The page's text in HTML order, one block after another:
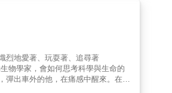
善家 李開復& 創新工場董事長 洪
辦人暨執行長 童子賢 和碩聯合
： 1.AI會統治世界嗎？李飛飛破
的挑戰？李飛飛點出關鍵：以人為
當中的北極星｜天下文化《AI科
烈地愛著、玩耍著、追尋著
物學家，會如何思考科學與生命的